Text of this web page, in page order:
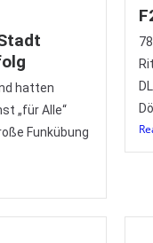
hatten
„für Alle“
Funkübung